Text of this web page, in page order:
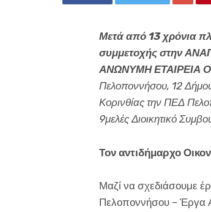
Μετά από 13 χρόνια
συμμετοχής στην
ΑΝΩΝΥΜΗ ΕΤΑΙΡΕΙΑ
Πελοποννήσου, 12
Κορινθίας την ΠΕΔ
9μελές Διοικητικό
Τον αντιδήμαρχο
Μαζί να σχεδιάσουμε
Πελοποννήσου – Έργα